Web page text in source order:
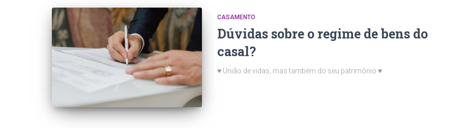
CASAMENTO
Dúvidas sobre o regime de bens do
casal?
♥ União de vidas, mas também do seu patrimônio ♥